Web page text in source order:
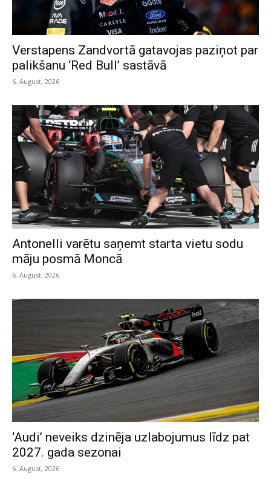
Verstapens Zandvortā gatavojas paziņot par
palikšanu ‘Red Bull’ sastāvā
6. August, 2026
Antonelli varētu saņemt starta vietu sodu
māju posmā Moncā
6. August, 2026
‘Audi’ neveiks dzinēja uzlabojumus līdz pat
2027. gada sezonai
6. August, 2026